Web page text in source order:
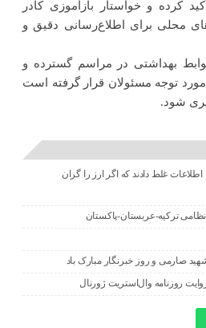
کرده و خواستار بازآموزی کادر
محلی برای اطلاع‌رسانی دقیق و
بهداشتی در مراسم گسترده و
توجه مسئولان قرار گرفته است
شود.
غلط دادند که اگر ارز را گران
نظامی ترکیه-عربستان-پاکستان
صارمی و روز خبرنگار مبارک باد
روزنامه وال‌استریت ژورنال